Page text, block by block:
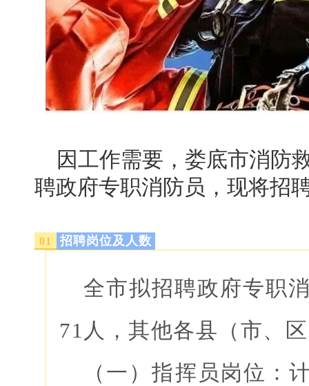
因工作需要，娄底市消防
聘政府专职消防员，现将招
01 招聘岗位及人数
全市拟招聘政府专职
71人，其他各县（市、
（一）指挥员岗位：